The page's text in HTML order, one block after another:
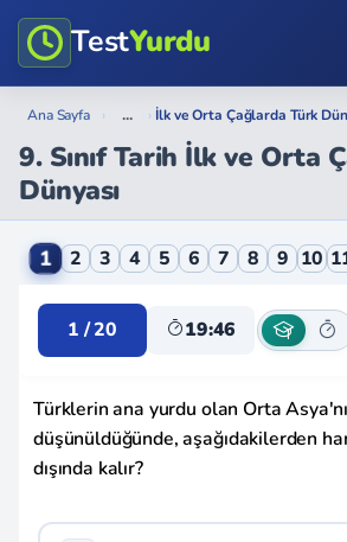
TestYurdu
Ana Sayfa › ... › İlk ve Orta Çağlarda Türk
9. Sınıf Tarih İlk ve Orta
Dünyası
9. Sınıf Tarih İlk ve Orta
1 2 3 4 5 6 7 8 9 10
1 / 20 19:46
Türklerin ana yurdu olan Orta
düşünüldüğünde, aşağıdakilerden
dışında kalır?